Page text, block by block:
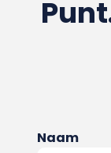
Naam